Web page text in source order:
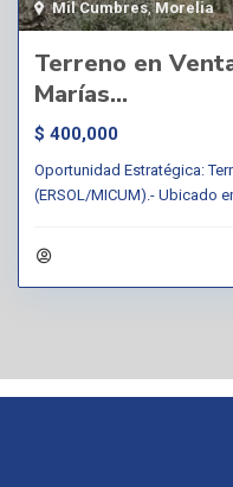
Mil Cumbres,Morelia
Terreno en
Marías...
$ 400,000
Oportunidad Estratégica:
(ERSOL/MICUM).- Ubicado